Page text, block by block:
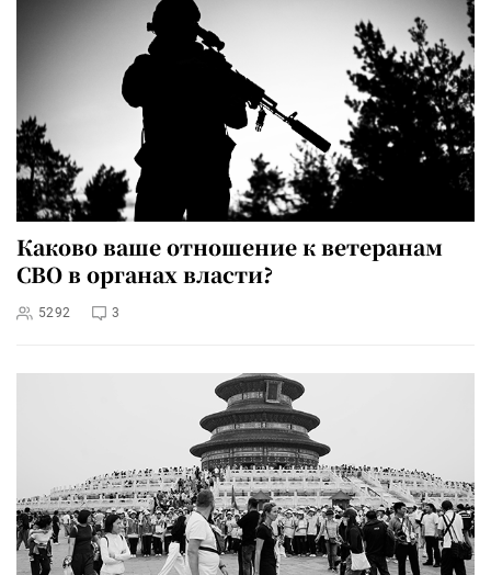
Каково ваше отношение к ветеранам
СВО в органах власти?
5292 3